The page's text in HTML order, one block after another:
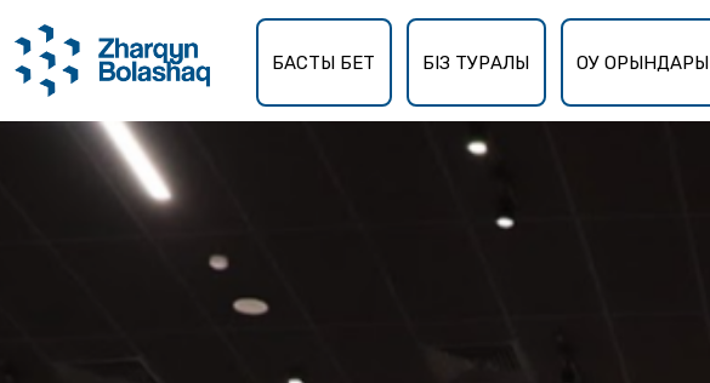
БАСТЫ БЕТ БІЗ ТУРАЛЫ ОҚУ ОРЫНДАРЫ